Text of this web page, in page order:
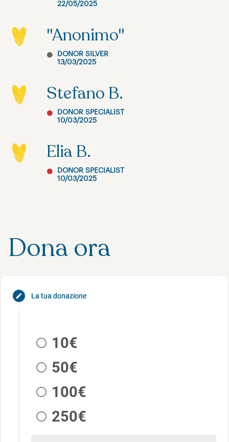
22/05/2025
"Anonimo"
DONOR SILVER
13/03/2025
Stefano B.
DONOR SPECIALIST
10/03/2025
Elia B.
DONOR SPECIALIST
10/03/2025
Dona ora